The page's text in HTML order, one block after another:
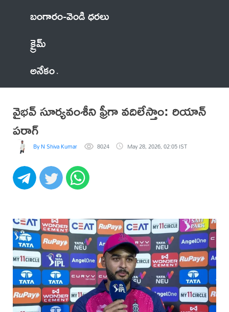
బంగారం-వెండి ధరలు
క్రైమ్
అనేకం
వైభవ్ సూర్యవంశీని ఫ్రీగా వదిలేస్తాం: రియాన్
పరాగ్
By N Shiva Kumar 8024 May 28, 2026, 02:05 IST